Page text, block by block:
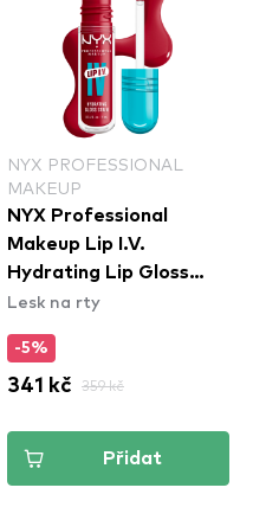
NYX PROFESSIONAL
MAKEUP
NYX Professional
Makeup Lip I.V.
Hydrating Lip Gloss
Stain - 11 Red-y Set
Lesk na rty
-5%
341 kč 359 kč
Přidat